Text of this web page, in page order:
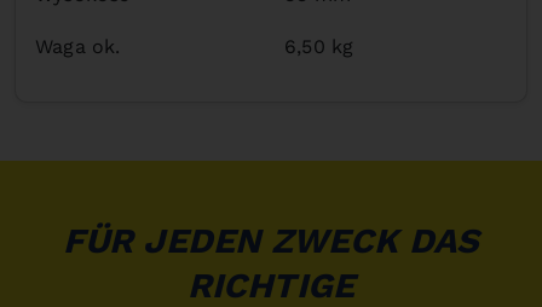
Waga ok. 6,50 kg
FÜR JEDEN ZWECK DAS
RICHTIGE